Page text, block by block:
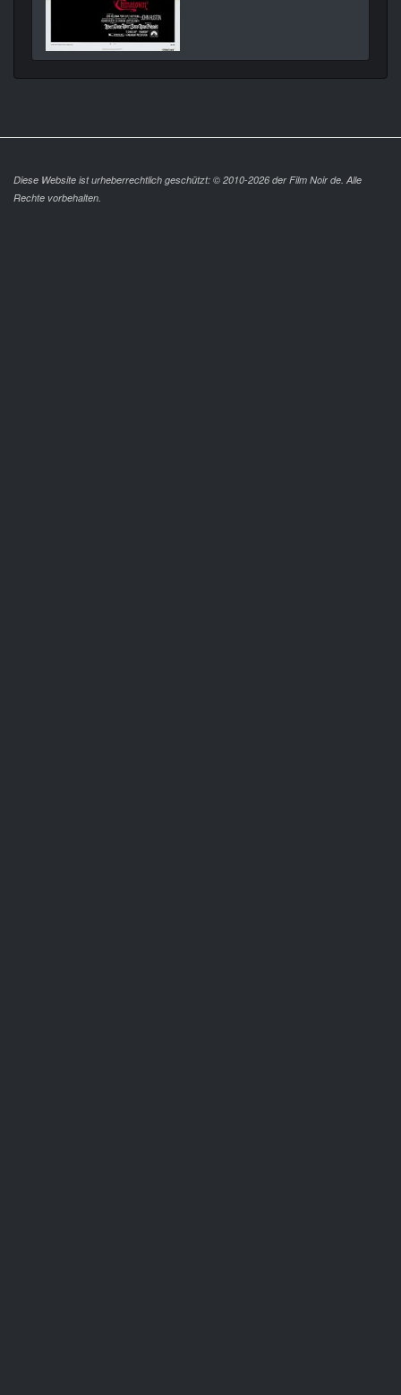
Diese Website ist urheberrechtlich geschützt: © 2010-2026 der Film Noir de. Alle
Rechte vorbehalten.